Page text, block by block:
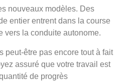
nouveaux modèles. Des
entier entrent dans la course
vers la conduite autonome.
peut-être pas encore tout à fait
assuré que votre travail est
de progrès